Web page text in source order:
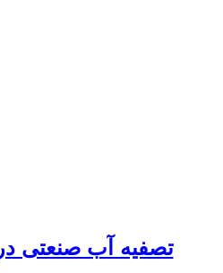
تصفیه آب صنعتی در